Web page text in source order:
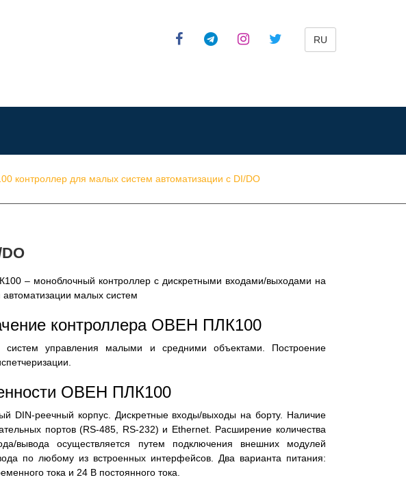
RU
контроллер для малых систем автоматизации с DI/DO
– моноблочный контроллер с дискретными входами/выходами на
автоматизации малых систем
контроллера ОВЕН ПЛК100
систем управления малыми и средними объектами. Построение
ОВЕН ПЛК100
DIN-реечный корпус. Дискретные входы/выходы на борту. Наличие
портов (RS-485, RS-232) и Ethernet. Расширение количества
вывода осуществляется путем подключения внешних модулей
по любому из встроенных интерфейсов. Два варианта питания:
тока и 24 В постоянного тока.